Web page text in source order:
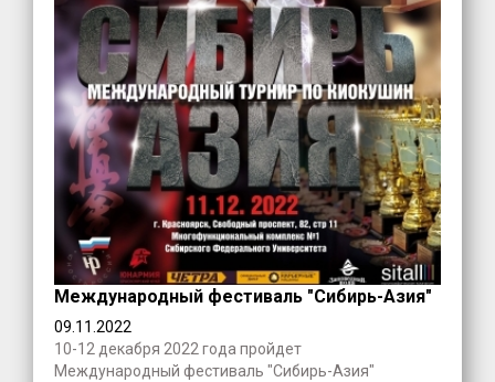
Международный фестиваль "Сибирь-Азия"
09.11.2022
10-12 декабря 2022 года пройдет
Международный фестиваль "Сибирь-Азия"